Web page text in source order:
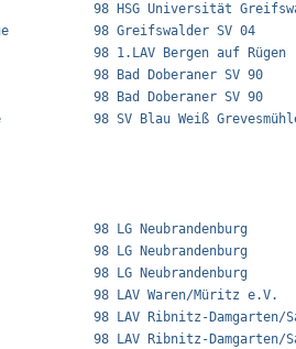
98 HSG Universität
98 Greifswalder
98 1.LAV Bergen auf
98 Bad
98 Bad Doberaner
98 SV Blau Weiß
98 LG
98 LG
98 LG
98 LAV Waren/
98 LAV Ribnitz-
98 LAV Ribnitz-